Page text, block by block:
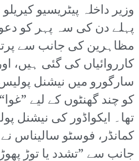
وزیر داخلہ پیٹریسیو
پہلے دن کی سہ پہر کو
مظاہرین کی جانب سے
کارروائیاں کی گئی ہیں،
سارگورو میں نیشنل
کو چند گھنٹوں کے لیے
تھا۔ ایکواڈور کی نیشنل
کمانڈر، فوسٹو سالیناس
جانب سے ”تشدد یا توڑ